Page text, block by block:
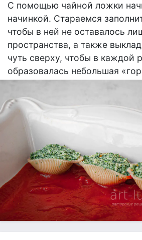
С помощью чайной ложки
начинкой. Стараемся
чтобы в ней не оставалось
пространства, а также
чуть сверху, чтобы в каждой
образовалась небольшая